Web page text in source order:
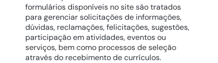
formulários disponíveis no site são tratados
para gerenciar solicitações de informações,
dúvidas, reclamações, felicitações, sugestões,
participação em atividades, eventos ou
serviços, bem como processos de seleção
através do recebimento de currículos.